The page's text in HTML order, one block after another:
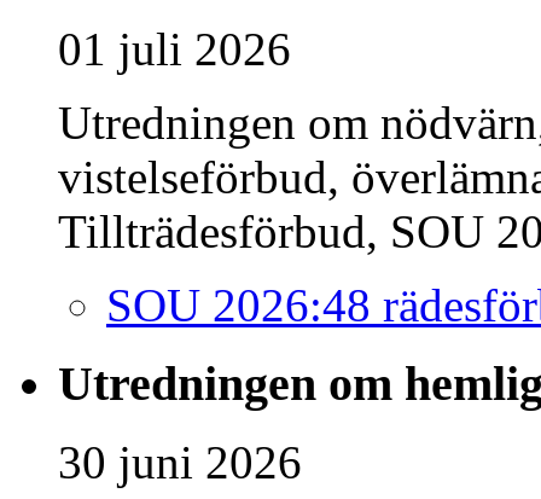
01 juli 2026
Utredningen om
vistelseförbud,
Tillträdesförbud, SOU
SOU 2026:48
Utredningen om
30 juni 2026